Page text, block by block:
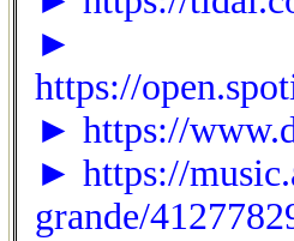
►
https://
► https://
► https://
grande/